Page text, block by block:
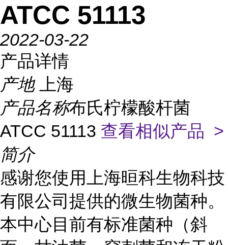
ATCC 51113
2022-03-22
产品详情
产地
上海
产品名称布氏柠檬酸杆菌
ATCC 51113 查看相似产品 >
简介
感谢您使用上海晅科生物科技
有限公司提供的微生物菌种。
本中心目前有标准菌种（斜